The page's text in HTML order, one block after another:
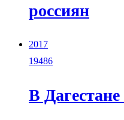
россиян
2017
19486
В